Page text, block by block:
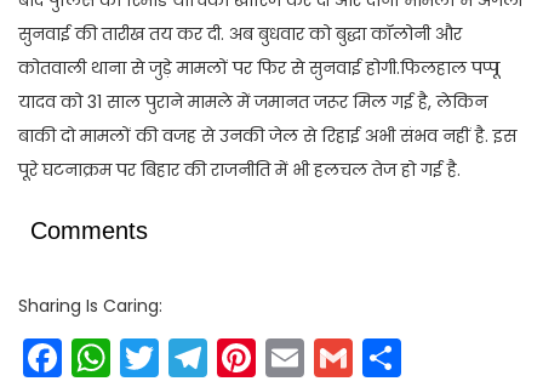
सुनवाई की तारीख तय कर दी. अब बुधवार को बुद्धा कॉलोनी और
कोतवाली थाना से जुड़े मामलों पर फिर से सुनवाई होगी.फिलहाल पप्पू
यादव को 31 साल पुराने मामले में जमानत जरूर मिल गई है, लेकिन
बाकी दो मामलों की वजह से उनकी जेल से रिहाई अभी संभव नहीं है. इस
पूरे घटनाक्रम पर बिहार की राजनीति में भी हलचल तेज हो गई है.
Comments
Sharing Is Caring:
Facebook
WhatsApp
Twitter
Telegram
Pinterest
EmailGmail